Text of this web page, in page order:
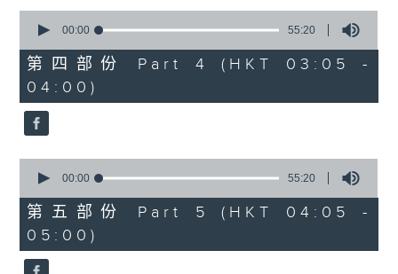
seconds
55
minutes,
20
seconds
00:00 55:20
第四部份 Part 4 (HKT 03:05 -
04:00)
seconds
55
minutes,
20
seconds
00:00 55:20
第五部份 Part 5 (HKT 04:05 -
05:00)